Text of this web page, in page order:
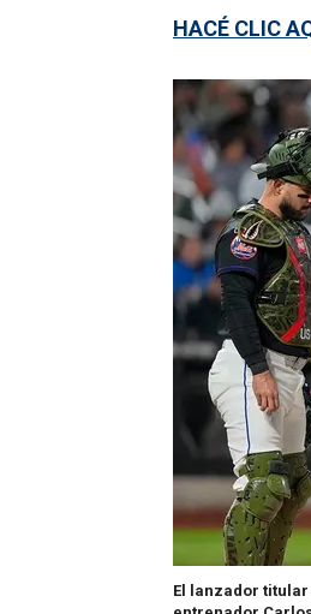
HACÉ CLIC
El lanzador